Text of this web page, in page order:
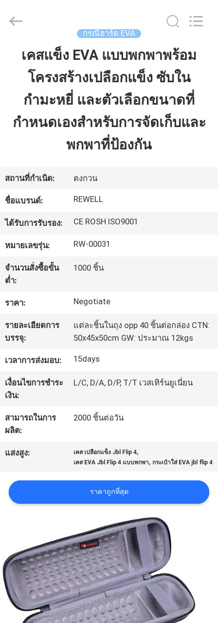
บ้าน
สินค้า
เกี่ยว
เรา
ควบคุม
แผนผัง
PRIVACY
POLICY
Group
Limited.
Developed
กรณีฮาร์ด EVA
เคสแข็ง EVA แบบพกพาพร้อม
โครงสร้างเปลือกแข็ง ซับใน
กำมะหยี่ และตัวเลือกขนาดที่
กำหนดเองสำหรับการจัดเก็บและ
พกพาที่ป้องกัน
สถานที่กำเนิด: ตงกวน
ชื่อแบรนด์: REWELL
ได้รับการรับรอง: CE ROSH ISO9001
หมายเลขรุ่น: RW-00031
จำนวนสั่งซื้อขั้น
ต่ำ:
1000 ชิ้น
ราคา: Negotiate
รายละเอียดการ
บรรจุ:
แต่ละชิ้นในถุง opp 40 ชิ้นต่อกล่อง CTN:
50x45x50cm GW: ประมาณ 12kgs
เวลาการส่งมอบ: 15days
เงื่อนไขการชำระ
เงิน:
L/C, D/A, D/P, T/T เวสเทิร์นยูเนี่ยน
สามารถในการ
ผลิต:
2000 ชิ้นต่อวัน
แสงสูง: เคส เปลือกแข็ง Jbl Flip 4,
เคส EVA Jbl Flip 4 แบบพกพา, กระเป๋าใส่ EVA jbl flip 4
ราคาถูกที่สุด